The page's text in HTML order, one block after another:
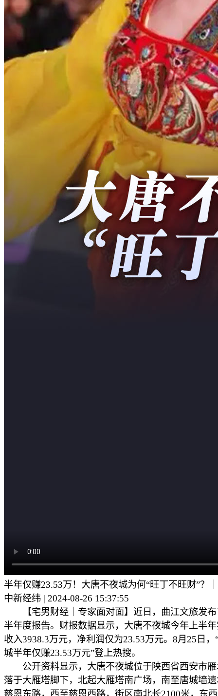
半年仅赚23.53万！大唐不夜城为何“旺丁不旺财”？
中新经纬 | 2024-08-26 15:37:55
【宅男财经｜专家面对面】近日，曲江文旅发布
半年度报告。财报数据显示，大唐不夜城今年上半
收入3938.3万元，净利润仅为23.53万元。8月25日，
城半年仅赚23.53万元”登上热搜。
公开资料显示，大唐不夜城位于陕西省西安市雁
落于大雁塔脚下，北起大雁塔南广场，南至唐城墙
慈恩东路，西至慈恩西路，街区南北长2100米，东